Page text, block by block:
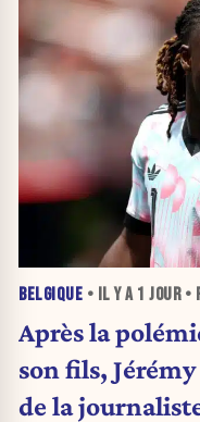
BELGIQUE • IL Y A 1 JOUR•
Après la
son fils,
de la